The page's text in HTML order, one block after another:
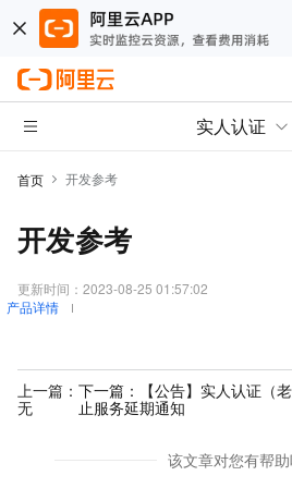
实人认证
首页 开发参考
开发参考
更新时间： 2023-08-25 01:57:02
产品详情
上一篇：
无
下一篇：
【公告】实人认证（
止服务延期通知
该文章对您有帮助